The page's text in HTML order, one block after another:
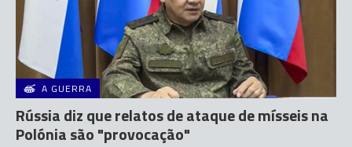
A GUERRA
Rússia diz que relatos de ataque de mísseis na
Polónia são "provocação"